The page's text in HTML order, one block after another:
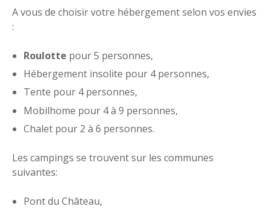
A vous de choisir votre hébergement selon vos envies
:
Roulotte pour 5 personnes,
Hébergement insolite pour 4 personnes,
Tente pour 4 personnes,
Mobilhome pour 4 à 9 personnes,
Chalet pour 2 à 6 personnes.
Les campings se trouvent sur les communes
suivantes:
Pont du Château,